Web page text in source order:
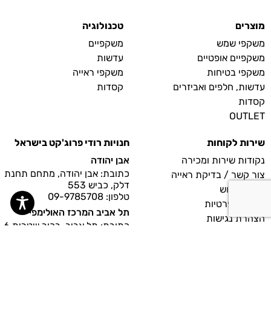
מוצרים
משקפי שמש
משקפיים אופטיים
משקפי בטיחות
עדשות, חלפים ואביזרים
קסדות
OUTLET
טכנולוגיה
משקפיים
עדשות
משקפי ראייה
קסדות
שירות לקוחות
נקודות שירות ומכירה
צור קשר / בדיקת ראייה
תנאי שימוש
מדיניות פרטיות
הצהרת נגישות
חנויות רודי פרוג'קט בישראל
אבן יהודה
כתובת: אבן יהודה, מתחם תחנת
דלק, כביש 553
טלפון: 09-9785708
תל אביב המרכז האולימפי
כתובת: תל אביב, בכור שטרית 6